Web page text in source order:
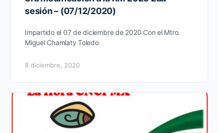
sesión – (07/12/2020)
Impartido el 07 de diciembre de 2020 Con el Mtro.
Miguel Chamlaty Toledo
8 diciembre, 2020